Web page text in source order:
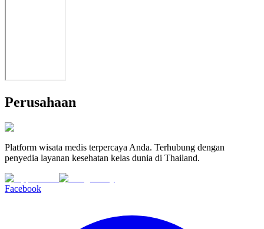
Perusahaan
Platform wisata medis terpercaya Anda. Terhubung dengan
penyedia layanan kesehatan kelas dunia di Thailand.
Facebook